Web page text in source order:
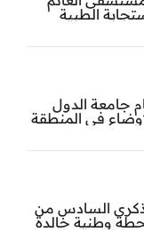
الطبية
جامعة الدول
في المنطقة
ذكرى السادس من
وطنية خالدة